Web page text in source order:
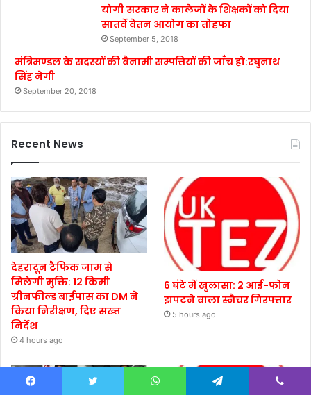
योगी सरकार ने कालेजों के शिक्षकों को दिया
सातवें वेतन आयोग का तोहफा
September 5, 2018
मंत्रिमण्डल के सदस्यों की बैनामी सम्पत्तियों की जाँच हो:रघुनाथ
सिंह नेगी
September 20, 2018
Recent News
देहरादून ट्रैफिक जाम से
मिलेगी मुक्ति: 12 किमी
ग्रीनफील्ड बाईपास का DM ने
किया निरीक्षण, दिए सख्त
निर्देश
4 hours ago
6 घंटे में खुलासा: 2 आई-फोन
झपटने वाला स्नैचर गिरफ्तार
5 hours ago